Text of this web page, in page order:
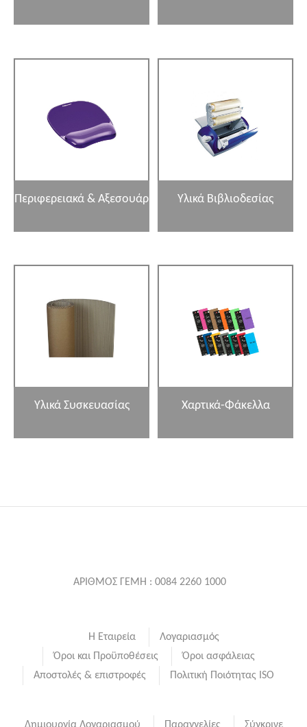
Περιφερειακά & Αξεσουάρ Υλικά Βιβλιοδεσίας
Υλικά Συσκευασίας Χαρτικά-Φάκελλα
ΑΡΙΘΜΟΣ ΓΕΜΗ : 0084 2260 1000
Η Εταιρεία
Λογαριασμός
Όροι και Προϋποθέσεις
Όροι ασφάλειας
Αποστολές & επιστροφές
Πολιτική Ποιότητας ISO